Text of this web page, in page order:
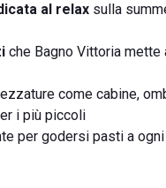
al relax sulla
che Bagno Vittoria
come cabine,
i più piccoli
per godersi pasti a